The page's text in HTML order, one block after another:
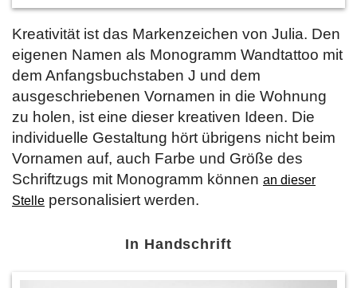
Kreativität ist das Markenzeichen von Julia. Den
eigenen Namen als Monogramm Wandtattoo mit
dem Anfangsbuchstaben J und dem
ausgeschriebenen Vornamen in die Wohnung
zu holen, ist eine dieser kreativen Ideen. Die
individuelle Gestaltung hört übrigens nicht beim
Vornamen auf, auch Farbe und Größe des
Schriftzugs mit Monogramm können an dieser
Stelle personalisiert werden.
In Handschrift